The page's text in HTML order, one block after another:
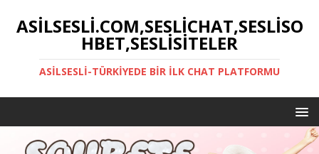
ASILSESLI.COM,SESLICHAT,SESLISO
HBET,SESLISITELER
ASILSESLI-TÜRKIYEDE BIR İLK CHAT PLATFORMU